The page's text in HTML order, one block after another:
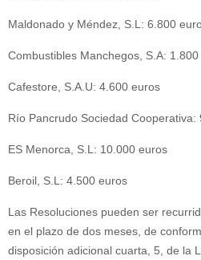
Maldonado y Méndez, S.L: 6.800
Combustibles Manchegos, S.A:
Cafestore, S.A.U: 4.600 euros
Río Pancrudo Sociedad Cooperativa:
ES Menorca, S.L: 10.000 euros
Beroil, S.L: 4.500 euros
Las Resoluciones pueden ser
en el plazo de dos meses, de
disposición adicional cuarta, 5, de la